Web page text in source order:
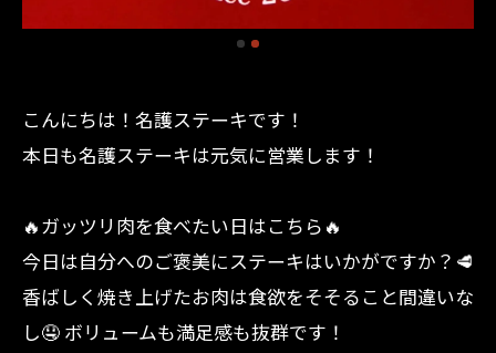
こんにちは！名護ステーキです！
本日も名護ステーキは元気に営業します！
🔥ガッツリ肉を食べたい日はこちら🔥
今日は自分へのご褒美にステーキはいかがですか？🥩
香ばしく焼き上げたお肉は食欲をそそること間違いな
し🤤 ボリュームも満足感も抜群です！